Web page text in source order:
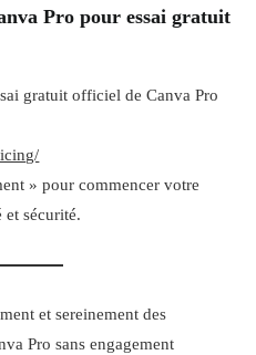
Pro pour essai gratuit
gratuit officiel de Canva Pro
» pour commencer votre
et sécurité.
et sereinement des
Pro sans engagement